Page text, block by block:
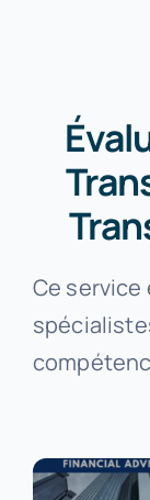
Ce service